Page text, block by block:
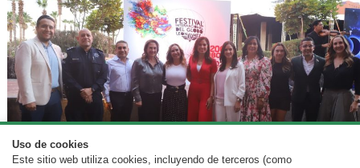
Uso de cookies
Este sitio web utiliza cookies, incluyendo de terceros (como